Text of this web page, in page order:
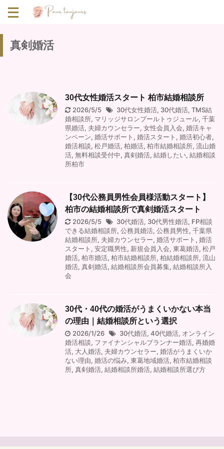
真剣婚活
30代女性婚活スタート 柏市結婚相談所
2026/5/5 30代女性婚活, 30代婚活, TMS結
婚相談所, マリッジサロンプールトゥジュール, 千葉
県婚活, 夫婦カウンセラー, 女性会員入会, 婚活キャ
ンペーン, 婚活サポート , 婚活スタート , 婚活初心者,
婚活相談, 松戸婚活, 柏婚活, 柏市結婚相談所, 流山婚
活, 無料相談受付中, 真剣婚活, 結婚したい, 結婚相談
所柏市
【30代公務員男性会員様活動スタート】
柏市の結婚相談所で真剣婚活スタート
2026/5/5 30代婚活, 30代男性婚活, FP相談
できる結婚相談所, 公務員婚活, 公務員男性, 千葉県
結婚相談所, 夫婦カウンセラー, 婚活サポート , 婚活
スタート , 安定職男性, 新規会員入会, 東葛婚活, 松戸
婚活, 柏市婚活, 柏市結婚相談所, 柏結婚相談所, 流山
婚活, 真剣婚活, 結婚相談所会員募集, 結婚相談所入
会
30代・40代の婚活がうまくいかない本当
の理由｜結婚相談所という選択
2026/1/26 30代婚活, 40代婚活, オンライン
婚活相談, ファイナンシャルプランナー婚活, 再婚婚
活, 大人婚活, 夫婦カウンセラー, 婚活がうまくいか
ない理由, 婚活の悩み, 東葛地域婚活, 柏市結婚相談
所, 真剣婚活, 結婚相談所婚活, 結婚相談所選び方